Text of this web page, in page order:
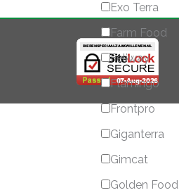
Exo Terra
Farm Food
Feliway
Flamingo
Frontpro
Giganterra
Gimcat
Golden Food